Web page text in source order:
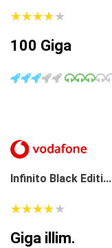
★★★★★
★★★★★
100 Giga
Infinito Black Editi...
★★★★★
★★★★★
Giga illim.